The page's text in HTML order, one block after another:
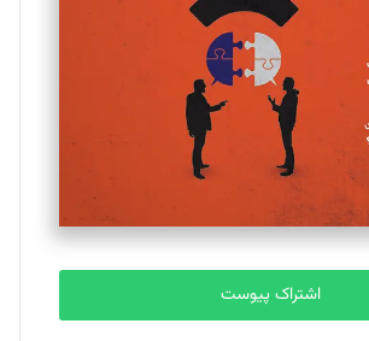
مسجدی آرانی
اشتراک پیوست